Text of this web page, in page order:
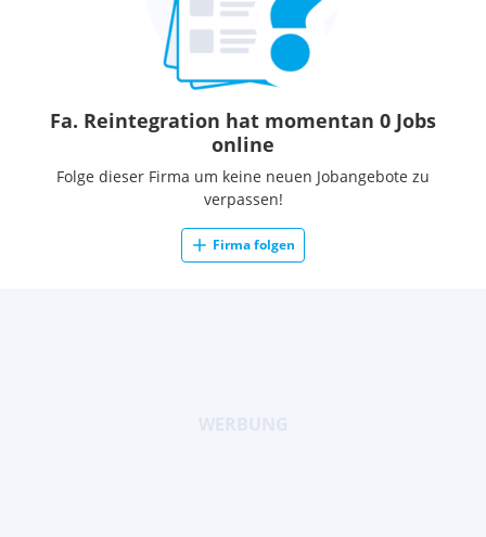
Fa. Reintegration hat momentan 0 Jobs
online
Folge dieser Firma um keine neuen Jobangebote zu
verpassen!
Firma folgen